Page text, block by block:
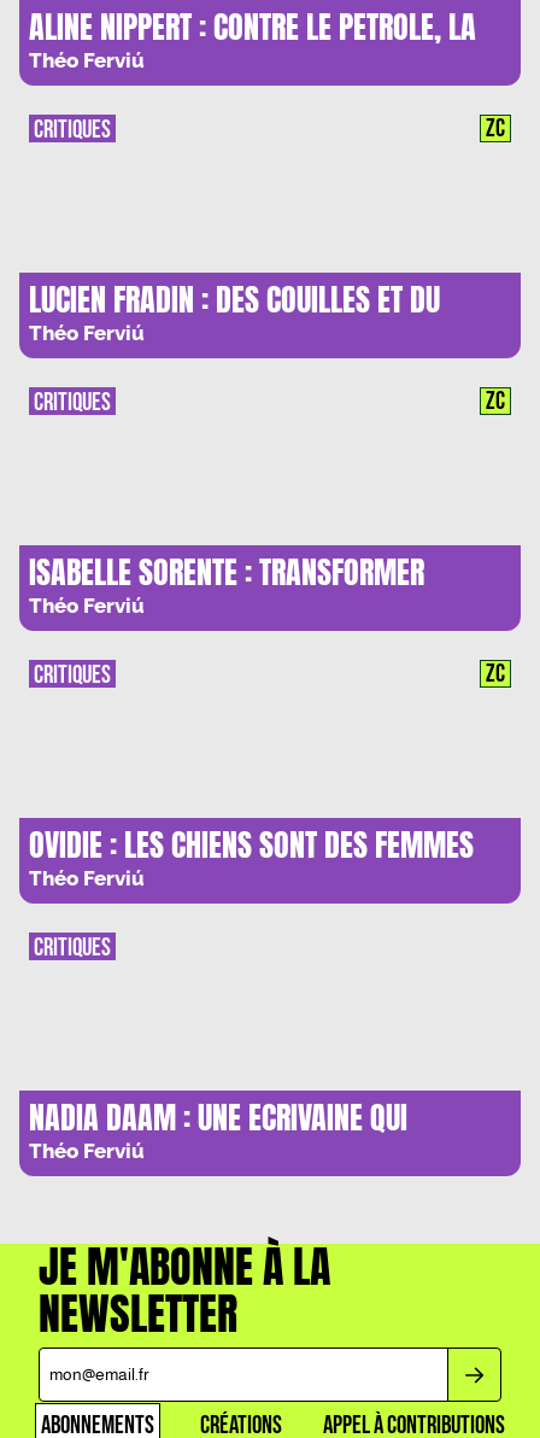
ALINE NIPPERT : CONTRE LE PETROLE, LA
SOLUTION HYDROGENE
Théo Ferviú
LUCIEN FRADIN : DES COUILLES ET DU
CŒUR
Théo Ferviú
CRITIQUES ZC
ISABELLE SORENTE : TRANSFORMER
L’ANCIENNE DOULEUR DES FEMMES
Théo Ferviú
CRITIQUES ZC
OVIDIE : LES CHIENS SONT DES FEMMES
COMME LES AUTRES
Théo Ferviú
CRITIQUES ZC
NADIA DAAM : UNE ECRIVAINE QUI
S’IGNORE
Théo Ferviú
CRITIQUES
JE M'ABONNE À LA
NEWSLETTER
ABONNEMENTS CRÉATIONS APPEL À CONTRIBUTIONS